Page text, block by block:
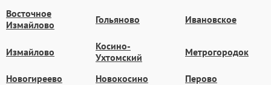
Восточное
Измайлово
Гольяново Ивановское
Измайлово
Косино-
Ухтомский
Метрогородок
Новогиреево Новокосино Перово